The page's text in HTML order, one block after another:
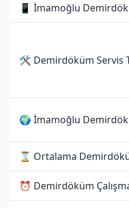
📱 İmamoğlu
🛠 Demirdöküm Servis
🌍 İmamoğlu
⌛ Ortalama
⏰ Demirdöküm